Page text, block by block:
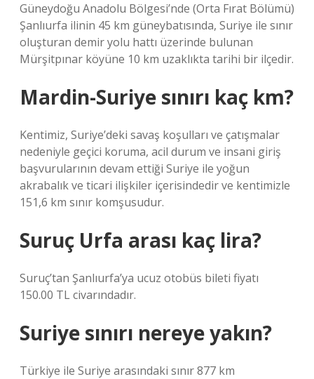
Güneydoğu Anadolu Bölgesi’nde (Orta Fırat Bölümü)
Şanlıurfa ilinin 45 km güneybatısında, Suriye ile sınır
oluşturan demir yolu hattı üzerinde bulunan
Mürşitpınar köyüne 10 km uzaklıkta tarihi bir ilçedir.
Mardin-Suriye sınırı kaç km?
Kentimiz, Suriye’deki savaş koşulları ve çatışmalar
nedeniyle geçici koruma, acil durum ve insani giriş
başvurularının devam ettiği Suriye ile yoğun
akrabalık ve ticari ilişkiler içerisindedir ve kentimizle
151,6 km sınır komşusudur.
Suruç Urfa arası kaç lira?
Suruç’tan Şanlıurfa’ya ucuz otobüs bileti fiyatı
150.00 TL civarındadır.
Suriye sınırı nereye yakın?
Türkiye ile Suriye arasındaki sınır 877 km